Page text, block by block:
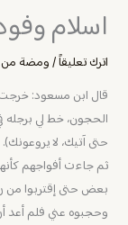
اسلام
اترك تعليقاً/ومضة من
قال ابن مسعود: خرجت
الحجون، خط لي برجله
حتى آتيك، لا
ثم جاءت أفواجهم
بعض حتى إقتربوا من
وحجبوه عني فلم أعد